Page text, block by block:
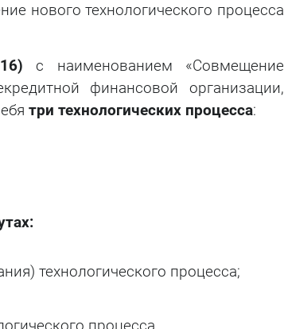
нового технологического процесса
с наименованием «Совмещение
финансовой организации,
три технологических процесса:
технологического процесса;
процесса.